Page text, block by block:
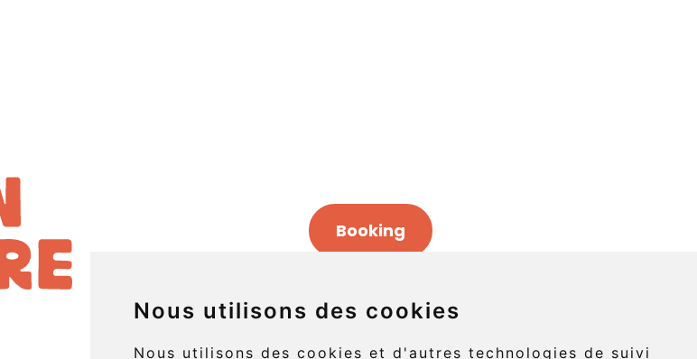
Nous utilisons des cookies
Nous utilisons des cookies et d'autres technologies de suivi
Booking